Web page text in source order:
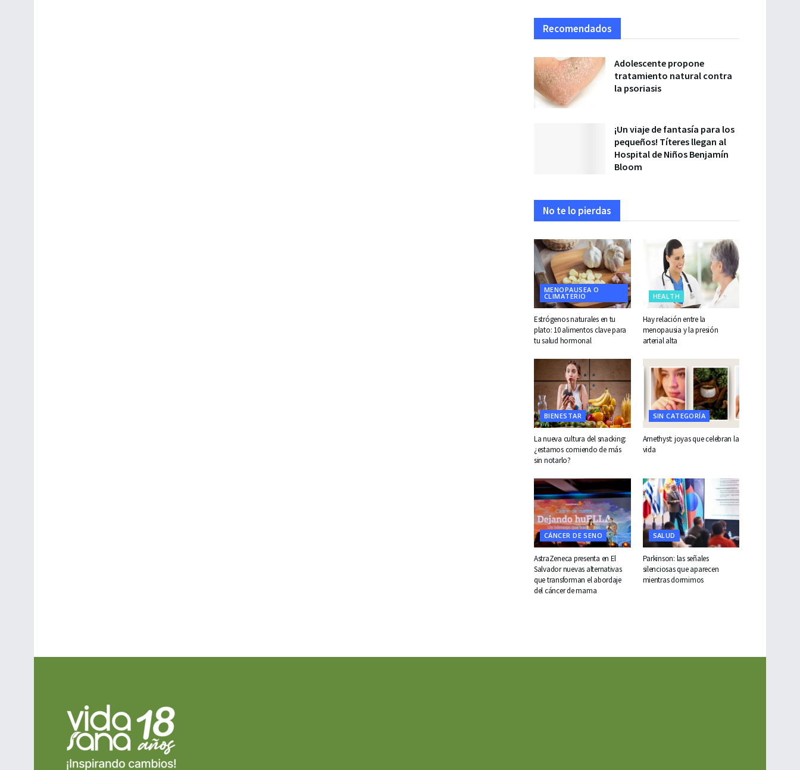
Recomendados
Adolescente propone
tratamiento natural contra
la psoriasis
¡Un viaje de fantasía para los
pequeños! Títeres llegan al
Hospital de Niños Benjamín
Bloom
No te lo pierdas
MENOPAUSEA O
CLIMATERIO
Estrógenos naturales en tu
plato: 10 alimentos clave para
tu salud hormonal
HEALTH
Hay relación entre la
menopausia y la presión
arterial alta
BIENESTAR
La nueva cultura del snacking:
¿estamos comiendo de más
sin notarlo?
SIN CATEGORÍA
Amethyst: joyas que celebran la
vida
CÁNCER DE SENO
AstraZeneca presenta en El
Salvador nuevas alternativas
que transforman el abordaje
del cáncer de mama
SALUD
Parkinson: las señales
silenciosas que aparecen
mientras dormimos